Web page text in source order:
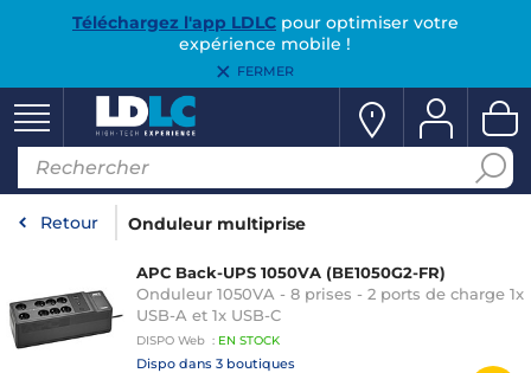
Téléchargez l'app LDLCpour optimiser votre
expérience mobile !
FERMER
Retour Onduleur multiprise
APC Back-UPS 1050VA (BE1050G2-FR)
Onduleur 1050VA - 8 prises - 2 ports de charge 1x
USB-A et 1x USB-C
DISPO Web : EN STOCK
Dispo dans 3 boutiques